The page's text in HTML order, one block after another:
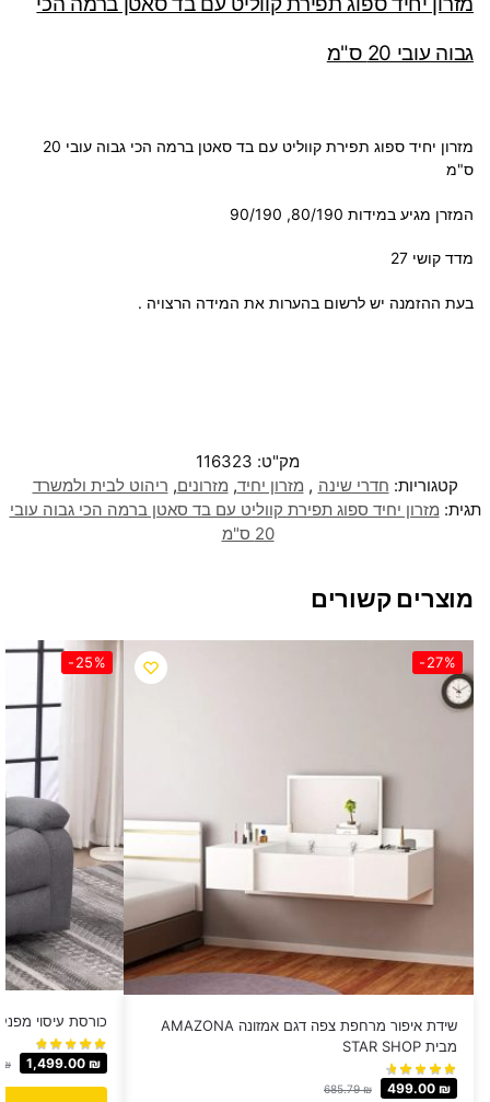
גבוה עובי 20 ס"מ
מזרון יחיד ספוג תפירת קווליט עם בד סאטן ברמה הכי גבוה עובי 20
ס"מ
המזרן מגיע במידות 80/190, 90/190
מדד קושי 27
בעת ההזמנה יש לרשום בהערות את המידה הרצויה .
מק"ט: 116323
קטגוריות: חדרי שינה , מזרון יחיד, מזרונים, ריהוט לבית ולמשרד
תגית: מזרון יחיד ספוג תפירת קווליט עם בד סאטן ברמה הכי גבוה עובי
20 ס"מ
מוצרים קשורים
-27%
שידת איפור מרחפת צפה דגם אמזונה AMAZONA
מבית STAR SHOP
685.79₪ 499.00 ₪
-25%
כורסת עיסוי
₪ 1,499.00 ₪